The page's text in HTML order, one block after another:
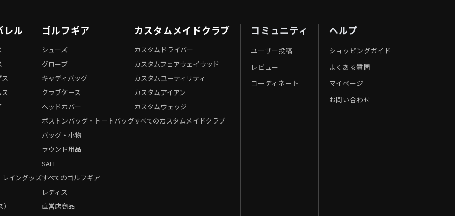
レル
イングッズ
ゴルフギア
レディス
直営店商品
シューズ
グローブ
キャディバッグ
クラブケース
ヘッドカバー
ボストンバッグ・トートバッグ
バッグ・小物
ラウンド用品
SALE
すべてのゴルフギア
カスタムメイドクラブ
カスタムドライバー
カスタムフェアウェイウッド
カスタムユーティリティ
カスタムアイアン
カスタムウェッジ
すべてのカスタムメイドクラブ
コミュニティ
ユーザー投稿
レビュー
コーディネート
ヘルプ
ショッピングガイド
よくある質問
マイページ
お問い合わせ